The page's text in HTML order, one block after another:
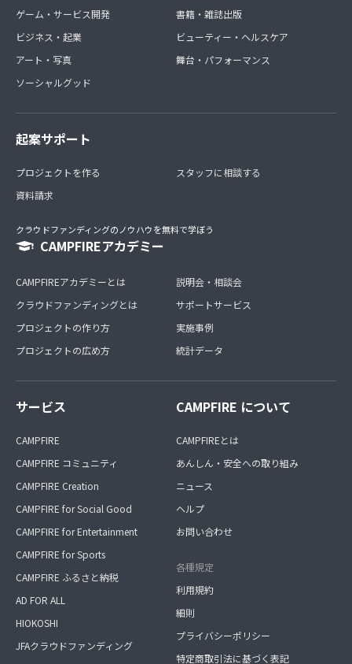
ゲーム・サービス開発
ビジネス・起業
アート・写真
ソーシャルグッド
書籍・雑誌出版
ビューティー・ヘルスケア
舞台・パフォーマンス
起案サポート
プロジェクトを作る
資料請求
スタッフに相談する
クラウドファンディングのノウハウを無料で学ぼう
CAMPFIREアカデミー
CAMPFIREアカデミーとは
クラウドファンディングとは
プロジェクトの作り方
プロジェクトの広め方
説明会・相談会
サポートサービス
実施事例
統計データ
サービス
CAMPFIRE
CAMPFIRE コミュニティ
CAMPFIRE Creation
CAMPFIRE for Social Good
CAMPFIRE for Entertainment
CAMPFIRE for Sports
CAMPFIRE ふるさと納税
AD FOR ALL
HIOKOSHI
JFAクラウドファンディング
CAMPFIRE について
CAMPFIREとは
あんしん・安全への取り組み
ニュース
ヘルプ
お問い合わせ
各種規定
利用規約
細則
プライバシーポリシー
特定商取引法に基づく表記